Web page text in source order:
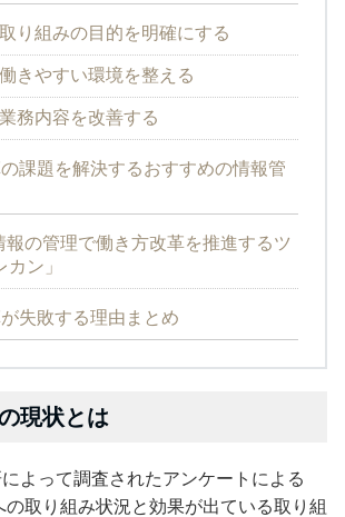
り組みの目的を明確にする
きやすい環境を整える
務内容を改善する
課題を解決するおすすめの情報管
報の管理で働き方改革を推進するツ
ン」
失敗する理由まとめ
現状とは
よって調査されたアンケートによる
の取り組み状況と効果が出ている取り組